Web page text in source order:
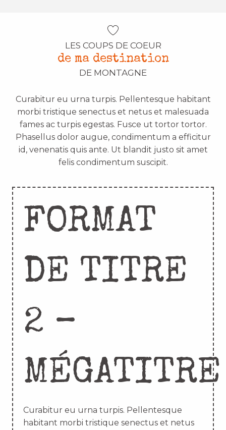
LES COUPS DE COEUR
de ma destination
DE MONTAGNE
Curabitur eu urna turpis. Pellentesque habitant
morbi tristique senectus et netus et malesuada
fames ac turpis egestas. Fusce ut tortor tortor.
Phasellus dolor augue, condimentum a efficitur
id, venenatis quis ante. Ut blandit justo sit amet
felis condimentum suscipit.
FORMAT
DE TITRE
2 –
MÉGATITRE
Curabitur eu urna turpis. Pellentesque
habitant morbi tristique senectus et netus